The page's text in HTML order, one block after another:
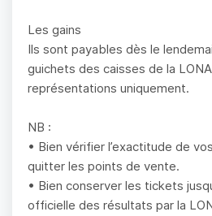
Les gains
Ils sont payables dès le
guichets des caisses de la
représentations uniquement.
NB :
• Bien vérifier l’exactitude de
quitter les points de vente.
• Bien conserver les tickets
officielle des résultats par la